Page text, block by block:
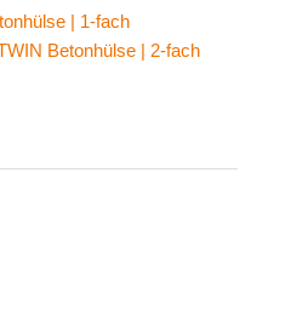
| 1-fach
Betonhülse | 2-fach